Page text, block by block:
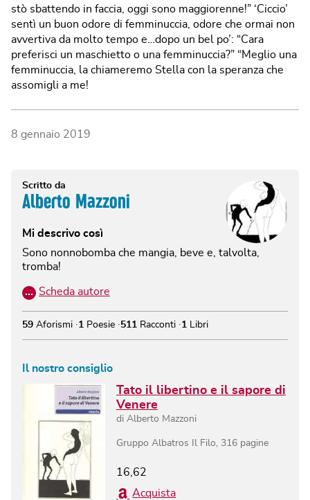
stò sbattendo in faccia, oggi sono maggiorenne!” ‘Ciccio’
sentì un buon odore di femminuccia, odore che ormai non
avvertiva da molto tempo e…dopo un bel po’: “Cara
preferisci un maschietto o una femminuccia?” “Meglio una
femminuccia, la chiameremo Stella con la speranza che
assomigli a me!
8 gennaio 2019
Scritto da
Alberto Mazzoni
Mi descrivo così
Sono nonnobomba che mangia, beve e, talvolta,
tromba!
… Scheda autore
59 Aforismi 1 Poesie 511 Racconti 1 Libri
Il nostro consiglio
Tato il libertino e il sapore di
Venere
di Alberto Mazzoni
Gruppo Albatros Il Filo 316 pagine
16,62
Acquista